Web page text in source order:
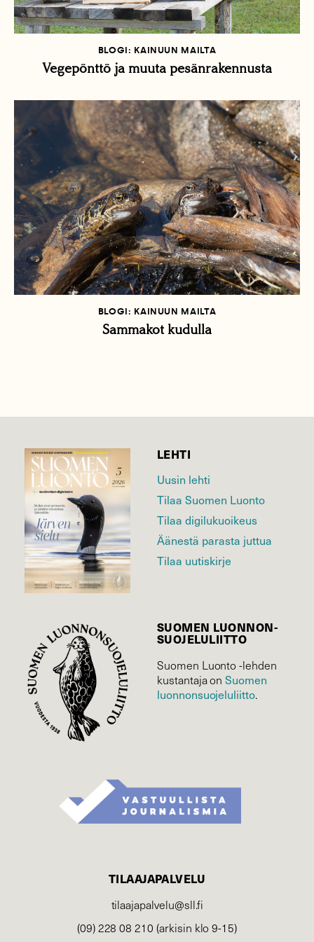
BLOGI: KAINUUN MAILTA
Vegepönttö ja muuta pesänrakennusta
BLOGI: KAINUUN MAILTA
Sammakot kudulla
LEHTI
Uusin lehti
Tilaa Suomen Luonto
Tilaa digilukuoikeus
Äänestä parasta juttua
Tilaa uutiskirje
SUOMEN LUONNON­
SUOJELU­LIITTO
Suomen Luonto -lehden
kustantaja onSuomen
luonnonsuojelu­liitto.
TILAAJAPALVELU
tilaajapalvelu@sll.fi
(09) 228 08 210 (arkisin klo 9-15)